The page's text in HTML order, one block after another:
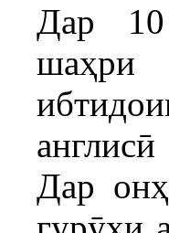
Дар 10
Дар